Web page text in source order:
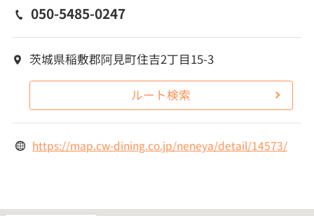
050-5485-0247
茨城県稲敷郡阿見町住吉2丁目15-3
ルート検索
https://map.cw-dining.co.jp/neneya/detail/14573/